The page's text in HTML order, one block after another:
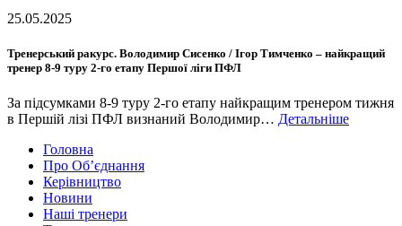
25.05.2025
Тренерський ракурс. Володимир Сисенко / Ігор Тимченко – найкращий
тренер 8-9 туру 2-го етапу Першої ліги ПФЛ
За підсумками 8-9 туру 2-го етапу найкращим тренером тижня
в Першій лізі ПФЛ визнаний Володимир… Детальніше
Головна
Про Об’єднання
Керівництво
Новини
Наші тренери